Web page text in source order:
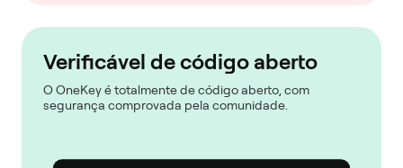
Verificável de código aberto
O OneKey é totalmente de código aberto, com
segurança comprovada pela comunidade.